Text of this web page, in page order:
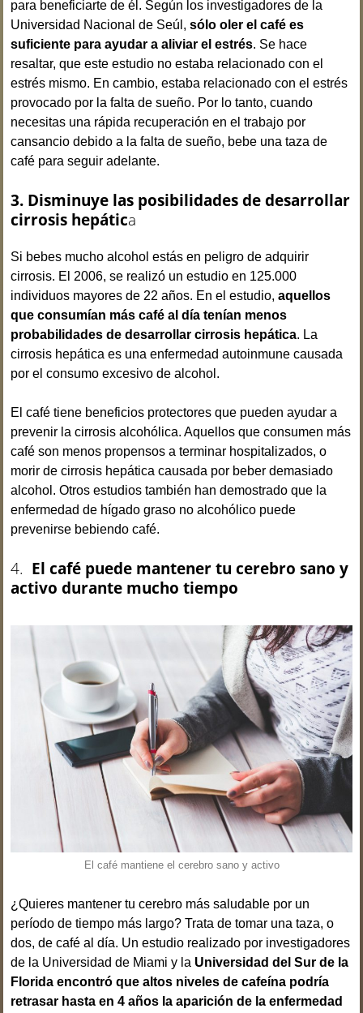
para beneficiarte de él. Según los investigadores de la
Universidad Nacional de Seúl,sólo oler el café es
suficiente para ayudar a aliviar el estrés. Se hace
resaltar, que este estudio no estaba relacionado con el
estrés mismo. En cambio, estaba relacionado con el estrés
provocado por la falta de sueño. Por lo tanto, cuando
necesitas una rápida recuperación en el trabajo por
cansancio debido a la falta de sueño, bebe una taza de
café para seguir adelante.
3. Disminuye las posibilidades de desarrollar
cirrosis hepática
Si bebes mucho alcohol estás en peligro de adquirir
cirrosis. El 2006, se realizó un estudio en 125.000
individuos mayores de 22 años. En el estudio,aquellos
que consumían más café al día tenían menos
probabilidades de desarrollar cirrosis hepática. La
cirrosis hepática es una enfermedad autoinmune causada
por el consumo excesivo de alcohol.
El café tiene beneficios protectores que pueden ayudar a
prevenir la cirrosis alcohólica. Aquellos que consumen más
café son menos propensos a terminar hospitalizados, o
morir de cirrosis hepática causada por beber demasiado
alcohol. Otros estudios también han demostrado que la
enfermedad de hígado graso no alcohólico puede
prevenirse bebiendo café.
4. El café puede mantener tu cerebro sano y
activo durante mucho tiempo
El café mantiene el cerebro sano y activo
¿Quieres mantener tu cerebro más saludable por un
período de tiempo más largo? Trata de tomar una taza, o
dos, de café al día. Un estudio realizado por investigadores
de la Universidad de Miami y la Universidad del Sur de la
Florida encontró que altos niveles de cafeína podría
retrasar hasta en 4 años la aparición de la enfermedad